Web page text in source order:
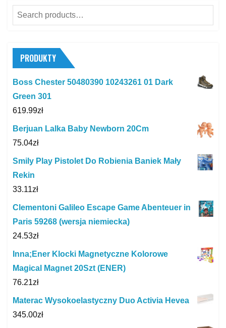
Search
for:
PRODUKTY
Boss Chester 50480390 10243261 01 Dark
Green 301
619.99zł
Berjuan Lalka Baby Newborn 20Cm
75.04zł
Smily Play Pistolet Do Robienia Baniek Mały
Rekin
33.11zł
Clementoni Galileo Escape Game Abenteuer in
Paris 59268 (wersja niemiecka)
24.53zł
Inna;Ener Klocki Magnetyczne Kolorowe
Magical Magnet 20Szt (ENER)
76.21zł
Materac Wysokoelastyczny Duo Activia Hevea
345.00zł